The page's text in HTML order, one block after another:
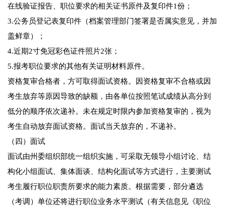
在线验证报告、职位要求的相关证书原件及复印件1份；
3.公务员登记表复印件（档案管理部门签署是否属实意见，并加
盖鲜章）；
4.近期2寸免冠彩色证件照片2张；
5.报考职位要求的其他有关证明材料原件。
资格复审合格者，方可取得面试资格。因资格复审不合格或因
考生放弃等原因导致的缺额，由各单位按照笔试成绩从高分到
低分的顺序依次递补。未在规定时限内参加资格复审的，视为
考生自动放弃面试资格。面试当天放弃的，不递补。
（四）面试
面试由州委组织部统一组织实施，可采取无领导小组讨论、结
构化小组面试、集体面谈、结构化面试等方式进行，主要测试
考生履行职位职责所要求的能力素质。根据需要，部分遴选
（考调）单位还将进行职位业务水平测试（有关信息见《职位